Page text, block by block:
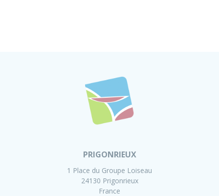
PRIGONRIEUX
1 Place du Groupe Loiseau
24130 Prigonrieux
France